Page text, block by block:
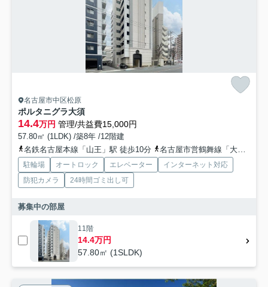
名古屋市中区松原
ポルタニグラ大須
14.4万円 管理/共益費15,000円
57.80㎡ (1LDK) /築8年 /12階建
名鉄名古屋本線「山王」駅 徒歩10分
名古屋市営鶴舞線「大須観音」駅 徒歩12分
駐輪場 オートロック エレベーター
インターネット対応
防犯カメラ
24時間ゴミ出し可
募集中の部屋
11階
14.4万円
57.80㎡ (1SLDK)